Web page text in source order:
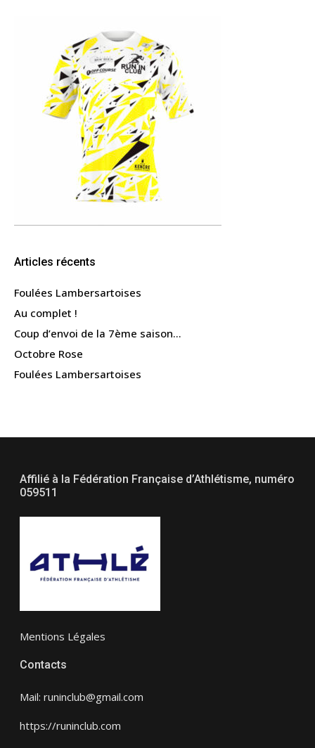
Articles récents
Foulées Lambersartoises
Au complet !
Coup d’envoi de la 7ème saison…
Octobre Rose
Foulées Lambersartoises
Affilié à la Fédération Française d’Athlétisme, numéro
059511
Mentions Légales
Contacts
Mail: runinclub@gmail.com
https://runinclub.com